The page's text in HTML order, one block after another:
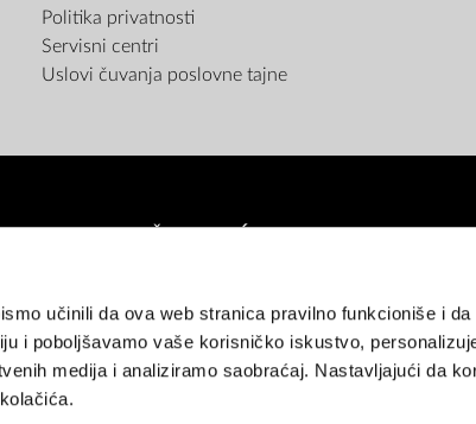
učinili da ova web stranica pravilno funkcioniše i da
i poboljšavamo vaše korisničko iskustvo,
medija i analiziramo saobraćaj. Nastavljajući da
Politika privatnosti
Servisni centri
Uslovi čuvanja poslovne tajne
(do 12 rata bez kamate)PouzećemGotovinaRate